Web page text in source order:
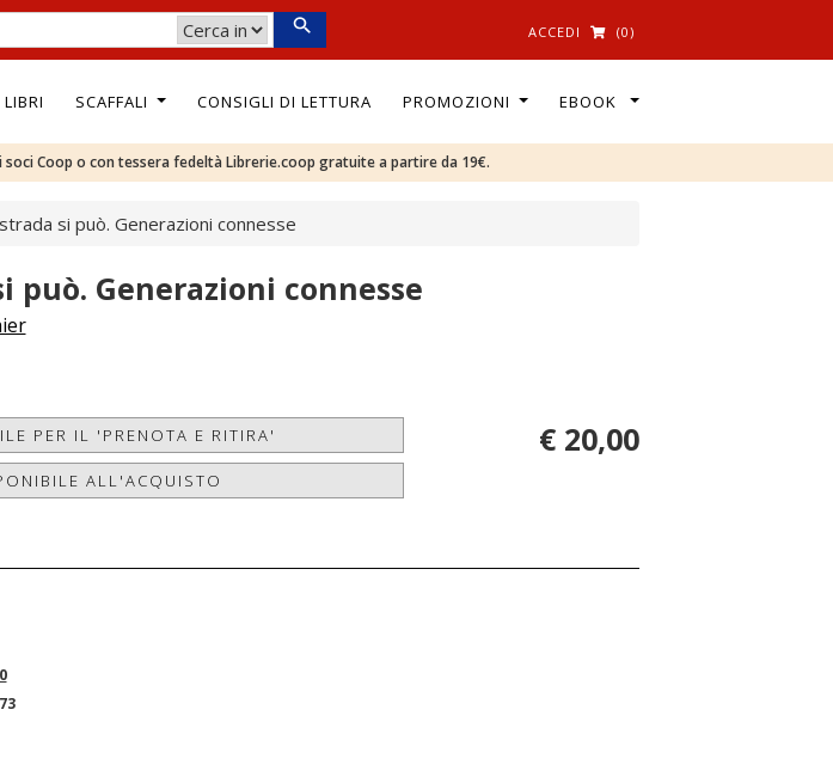
ACCEDI (0)
LIBRI SCAFFALI CONSIGLI DI LETTURA PROMOZIONI EBOOK
Coop o con tessera fedeltà Librerie.coop gratuite a partire da 19€.
si può. Generazioni connesse
può. Generazioni connesse
PER IL 'PRENOTA E RITIRA'
ALL'ACQUISTO
€ 20,00